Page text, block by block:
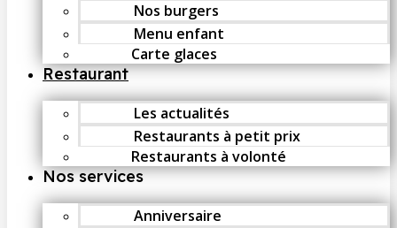
Nos burgers
Menu enfant
Carte glaces
Restaurant
Les actualités
Restaurants à petit prix
Restaurants à volonté
Nos services
Anniversaire